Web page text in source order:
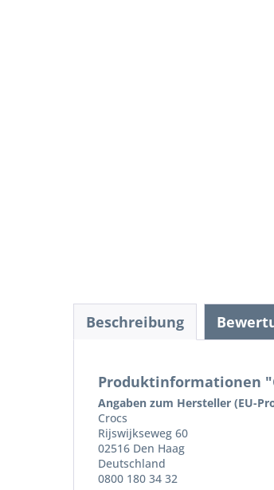
Beschreibung
Produktinformationen
Angaben zum Hersteller (EU-
Crocs
Rijswijkseweg 60
02516 Den Haag
Deutschland
0800 180 34 32